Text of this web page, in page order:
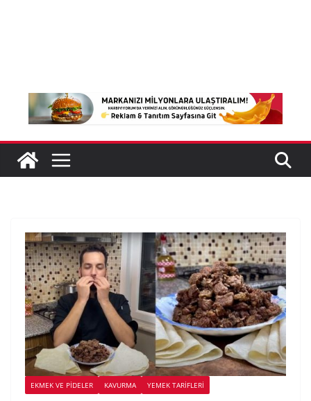
EKMEK VE PIDELER KAVURMA YEMEK TARİFLERİ